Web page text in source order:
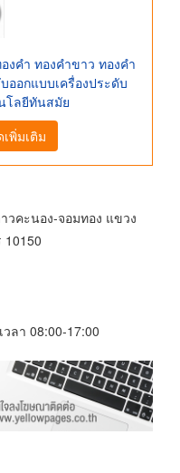
งคำ ทองคำขาว ทองคำ
ออกแบบเครื่องประดับ
โลยีทันสมัย
พิ่มเติม
คะนอง-จอมทอง แขวง
10150
ลา 08:00-17:00